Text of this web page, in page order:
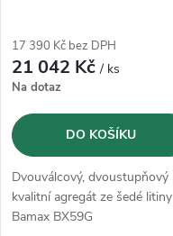
17 390 Kč bez DPH
21 042 Kč/ ks
Na dotaz
DO KOŠÍKU
Dvouválcový, dvoustupňový
kvalitní agregát ze šedé litiny
Bamax BX59G